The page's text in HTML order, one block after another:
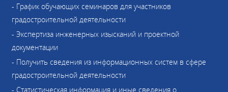
- График обучающих семинаров для участников
градостроительной деятельности
- Экспертиза инженерных изысканий и проектной
документации
- Получить сведения из информационных систем в сфере
градостроительной деятельности
- Статистическая информация и иные сведения о